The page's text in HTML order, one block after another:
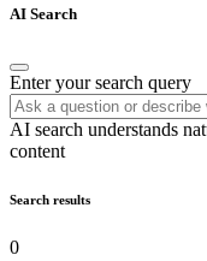
AI Search
Enter your search query
AI search understands
content
Search results
0